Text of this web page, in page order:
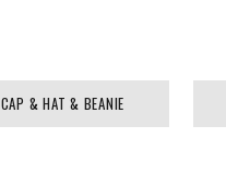
CAP & HAT & BEANIE